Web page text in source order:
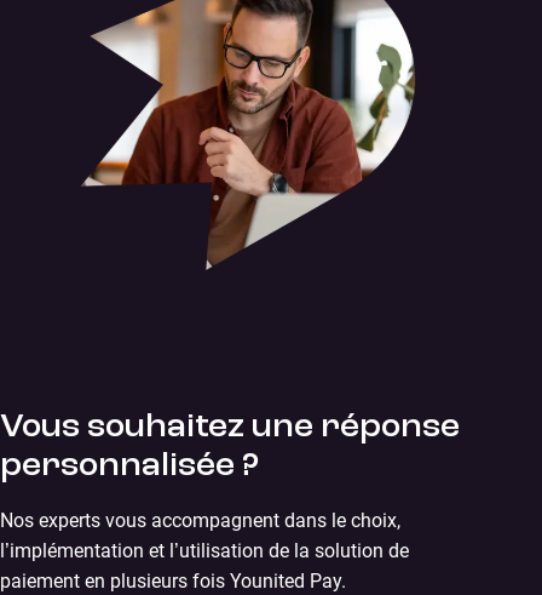
Vous souhaitez une réponse
personnalisée ?
Nos experts vous accompagnent dans le choix,
l’implémentation et l’utilisation de la solution de
paiement en plusieurs fois Younited Pay.